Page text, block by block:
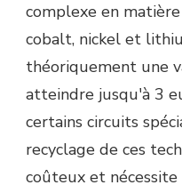
complexe en
cobalt, nickel et
théoriquement une
atteindre jusqu'à 3
certains circuits
recyclage de ces
coûteux et